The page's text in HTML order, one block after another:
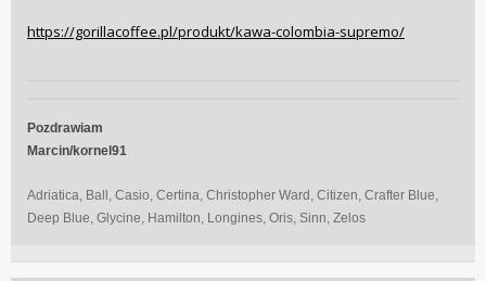
Wysłane z mojego SM-S938B przy użyciu Tapatalka
https://gorillacoffee.pl/produkt/kawa-colombia-supremo/
Pozdrawiam
Marcin/kornel91
Adriatica, Ball, Casio, Certina, Christopher Ward, Citizen, Crafter Blue,
Deep Blue, Glycine, Hamilton, Longines, Oris, Sinn, Zelos